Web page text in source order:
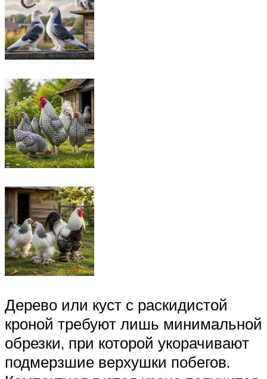
Дерево или куст с раскидистой
кроной требуют лишь минимальной
обрезки, при которой укорачивают
подмерзшие верхушки побегов.